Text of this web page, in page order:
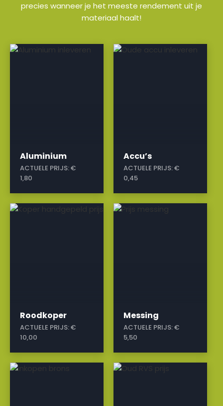
precies wanneer je het meeste rendement uit je
materiaal haalt!
Aluminium
ACTUELE PRIJS:€
1,80
a
Accu’s
ACTUELE PRIJS:€
0,45
a
Roodkoper
ACTUELE PRIJS:€
10,00
a
Messing
ACTUELE PRIJS:€
5,50
a
a a